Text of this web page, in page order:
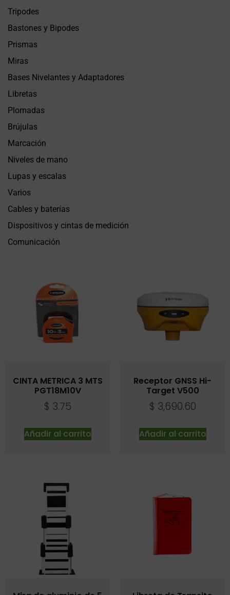
Tripodes
Bastones y Bipodes
Prismas
Miras
Bases Nivelantes y Adaptadores
Libretas
Plomadas
Brújulas
Marcación
Niveles de mano
Lupas y escalas
Varios
Cables y baterías
Dispositivos y cintas de medición
Comunicación
CINTA METRICA 3 MTS
PGT18M10V
$ 3.75
Añadir al carrito
Receptor GNSS Hi-
Target V500
$ 3,690.60
Añadir al carrito